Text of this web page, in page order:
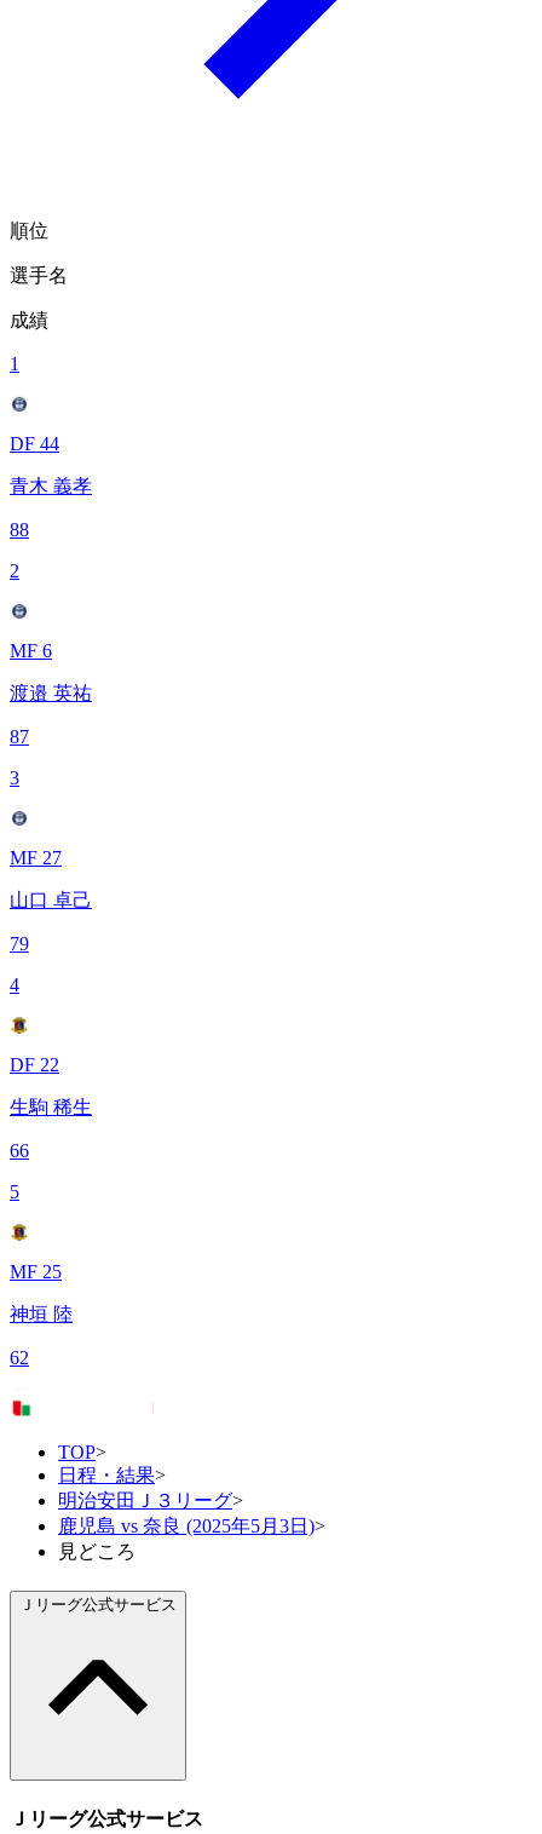
順位
選手名
成績
1
DF 44
青木 義孝
88
2
MF 6
渡邉 英祐
87
3
MF 27
山口 卓己
79
4
DF 22
生駒 稀生
66
5
MF 25
神垣 陸
62
TOP>
日程・結果>
明治安田Ｊ３リーグ>
鹿児島 vs 奈良 (2025年5月3日)>
見どころ
Ｊリーグ公式サービス
Ｊリーグ公式サービス